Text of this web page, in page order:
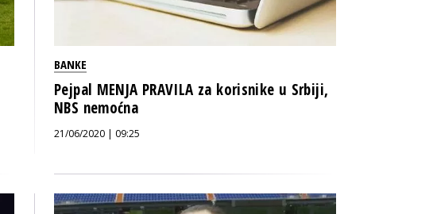
BANKE
Pejpal MENJA PRAVILA za korisnike u Srbiji,
NBS nemoćna
21/06/2020 | 09:25